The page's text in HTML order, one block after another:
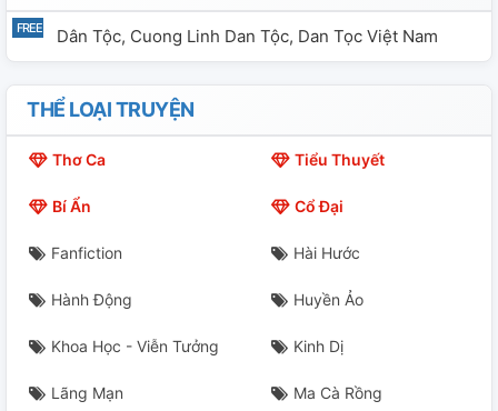
Dân Tộc, Cuong Linh Dan Tộc, Dan Tọc Việt Nam
THỂ LOẠI TRUYỆN
Thơ Ca Tiểu Thuyết
Bí Ẩn Cổ Đại
Fanfiction Hài Hước
Hành Động Huyền Ảo
Khoa Học - Viễn Tưởng Kinh Dị
Lãng Mạn Ma Cà Rồng